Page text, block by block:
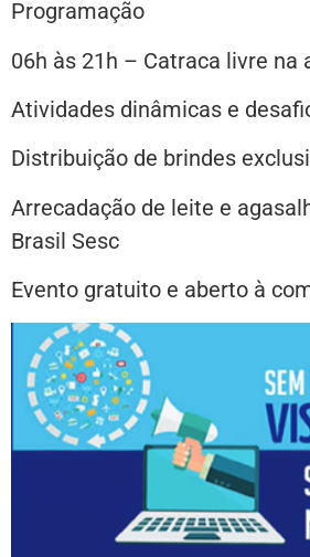
Programação
06h às 21h – Catraca livre na
Atividades dinâmicas e
Distribuição de brindes
Arrecadação de leite e
Brasil Sesc
Evento gratuito e aberto à